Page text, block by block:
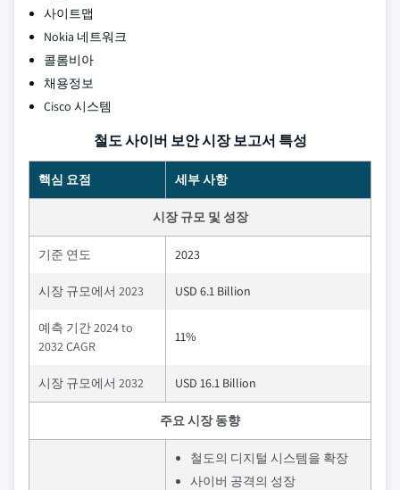
사이트맵
Nokia 네트워크
콜롬비아
채용정보
Cisco 시스템
철도 사이버 보안 시장 보고서 특성
핵심 요점 세부 사항
시장 규모 및 성장
기준 연도 2023
시장 규모에서 2023 USD 6.1 Billion
예측 기간 2024 to
2032 CAGR
11%
시장 규모에서 2032 USD 16.1 Billion
주요 시장 동향
철도의 디지털 시스템을 확장
사이버 공격의 성장